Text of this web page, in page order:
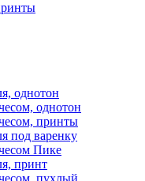
однотон
однотон
принты
под варенку
Пике
принт